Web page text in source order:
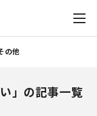
の他
」の記事一覧